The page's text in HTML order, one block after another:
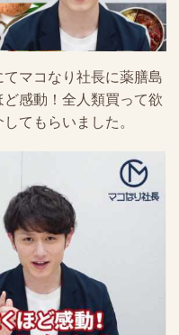
マコなり社長に薬膳島
感動！全人類買って欲
てもらいました。